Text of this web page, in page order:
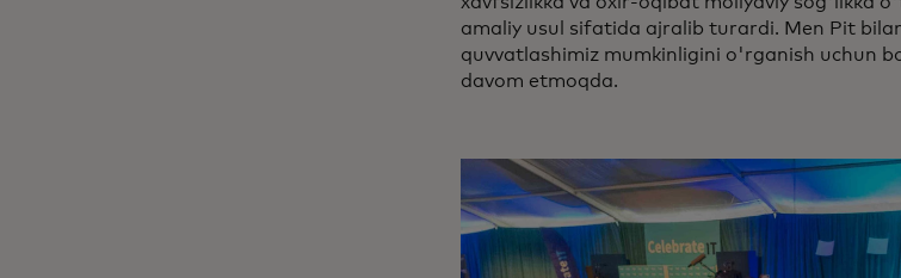
amaliy usul sifatida ajralib turardi. Men Pit
quvvatlashimiz mumkinligini o'rganish uchun
davom etmoqda.